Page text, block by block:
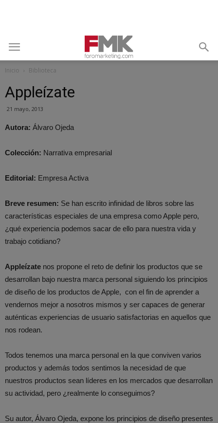
Inicio Biblioteca
Appleízate
21 mayo, 2013
Autora: Álvaro Ojeda
Colección: Narrativa empresarial
Editorial: Empresa Activa
Breve resumen: Se han escrito infinidad de libros sobre las
características especiales de una empresa como Apple pero,
¿qué experiencia podemos sacar de ello para nuestra vida y
trabajo cotidiano?
Appleízate nos propone el reto de definir los productos que se
desarrollan bajo nuestra marca personal siguiendo los principios
de diseño de los productos de Apple, con el fin de aprender a
vendernos mejor a nosotros mismos y ser capaces de generar
auténticas experiencias de usuario satisfactorias en aquellos que
nos rodean.
Todos tenemos una marca personal en la que conviven varios
productos y además todos sentimos la necesidad de que
nuestros productos sean líderes en los mercados que desarrollan
su actividad, pero ¿realmente lo conseguimos?
Su autor, Álvaro Ojeda, expone los principios de diseño presentes